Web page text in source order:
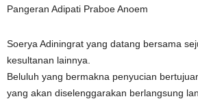
Pangeran Adipati Praboe Anoem
Soerya Adiningrat yang datang bersama
kesultanan lainnya.
Beluluh yang bermakna penyucian
yang akan diselenggarakan berlangsung